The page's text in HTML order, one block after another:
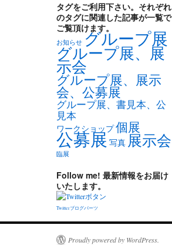
タグをご利用下さい。それぞれ
のタグに関連した記事が一覧で
ご覧頂けます。
お知らせ グループ展
グループ展、展
示会
グループ展、展示
会、公募展
グループ展、書見本、公
見本
ワークショップ個展
公募展 写真 展示会
臨展
Follow me! 最新情報をお届け
いたします。
Twitterブログパーツ
Proudly powered by WordPress.